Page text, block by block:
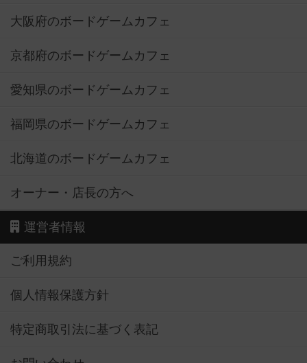
大阪府のボードゲームカフェ
京都府のボードゲームカフェ
愛知県のボードゲームカフェ
福岡県のボードゲームカフェ
北海道のボードゲームカフェ
オーナー・店長の方へ
運営者情報
ご利用規約
個人情報保護方針
特定商取引法に基づく表記